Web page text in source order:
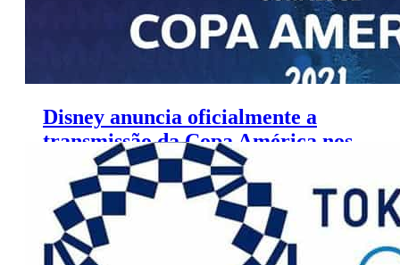
Disney anuncia oficialmente a
transmissão da Copa América nos
canais ESPN e FOX Sports